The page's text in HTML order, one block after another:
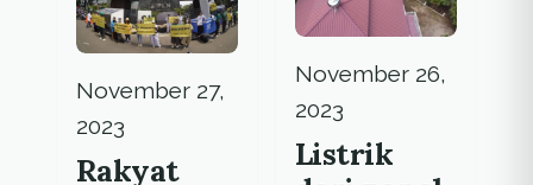
Jawa 3/Tanjung Jati
A
November 27,
2023
Rakyat
November 26,
2023
Listrik